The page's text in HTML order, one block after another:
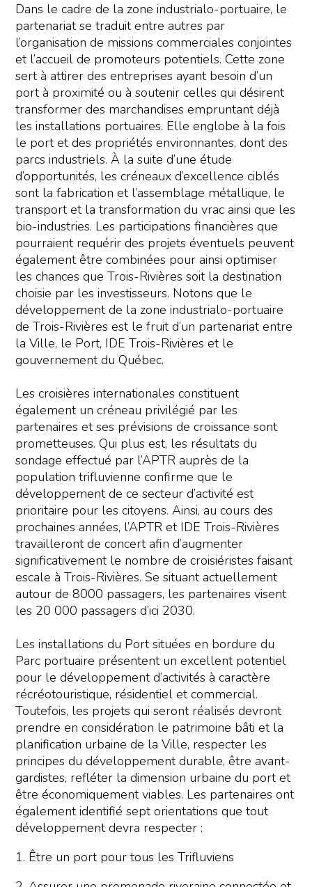
Dans le cadre de la zone industrialo-portuaire, le
partenariat se traduit entre autres par
l’organisation de missions commerciales conjointes
et l’accueil de promoteurs potentiels. Cette zone
sert à attirer des entreprises ayant besoin d’un
port à proximité ou à soutenir celles qui désirent
transformer des marchandises empruntant déjà
les installations portuaires. Elle englobe à la fois
le port et des propriétés environnantes, dont des
parcs industriels. À la suite d’une étude
d’opportunités, les créneaux d’excellence ciblés
sont la fabrication et l’assemblage métallique, le
transport et la transformation du vrac ainsi que les
bio-industries. Les participations financières que
pourraient requérir des projets éventuels peuvent
également être combinées pour ainsi optimiser
les chances que Trois-Rivières soit la destination
choisie par les investisseurs. Notons que le
développement de la zone industrialo-portuaire
de Trois-Rivières est le fruit d’un partenariat entre
la Ville, le Port, IDE Trois-Rivières et le
gouvernement du Québec.
Les croisières internationales constituent
également un créneau privilégié par les
partenaires et ses prévisions de croissance sont
prometteuses. Qui plus est, les résultats du
sondage effectué par l’APTR auprès de la
population trifluvienne confirme que le
développement de ce secteur d’activité est
prioritaire pour les citoyens. Ainsi, au cours des
prochaines années, l’APTR et IDE Trois-Rivières
travailleront de concert afin d’augmenter
significativement le nombre de croisiéristes faisant
escale à Trois-Rivières. Se situant actuellement
autour de 8000 passagers, les partenaires visent
les 20 000 passagers d’ici 2030.
Les installations du Port situées en bordure du
Parc portuaire présentent un excellent potentiel
pour le développement d’activités à caractère
récréotouristique, résidentiel et commercial.
Toutefois, les projets qui seront réalisés devront
prendre en considération le patrimoine bâti et la
planification urbaine de la Ville, respecter les
principes du développement durable, être avant-
gardistes, refléter la dimension urbaine du port et
être économiquement viables. Les partenaires ont
également identifié sept orientations que tout
développement devra respecter :
1. Être un port pour tous les Trifluviens